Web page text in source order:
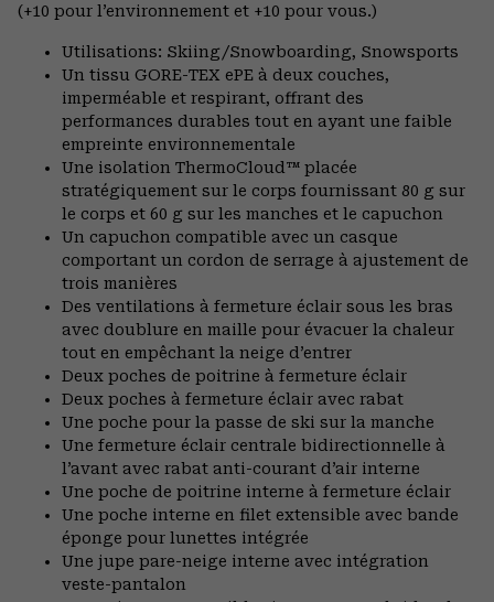
(+10 pour l’environnement et +10 pour vous.)
Utilisations: Skiing/Snowboarding, Snowsports
Un tissu GORE-TEX ePE à deux couches,
imperméable et respirant, offrant des
performances durables tout en ayant une faible
empreinte environnementale
Une isolation ThermoCloud™ placée
stratégiquement sur le corps fournissant 80 g sur
le corps et 60 g sur les manches et le capuchon
Un capuchon compatible avec un casque
comportant un cordon de serrage à ajustement de
trois manières
Des ventilations à fermeture éclair sous les bras
avec doublure en maille pour évacuer la chaleur
tout en empêchant la neige d’entrer
Deux poches de poitrine à fermeture éclair
Deux poches à fermeture éclair avec rabat
Une poche pour la passe de ski sur la manche
Une fermeture éclair centrale bidirectionnelle à
l’avant avec rabat anti-courant d’air interne
Une poche de poitrine interne à fermeture éclair
Une poche interne en filet extensible avec bande
éponge pour lunettes intégrée
Une jupe pare-neige interne avec intégration
veste-pantalon